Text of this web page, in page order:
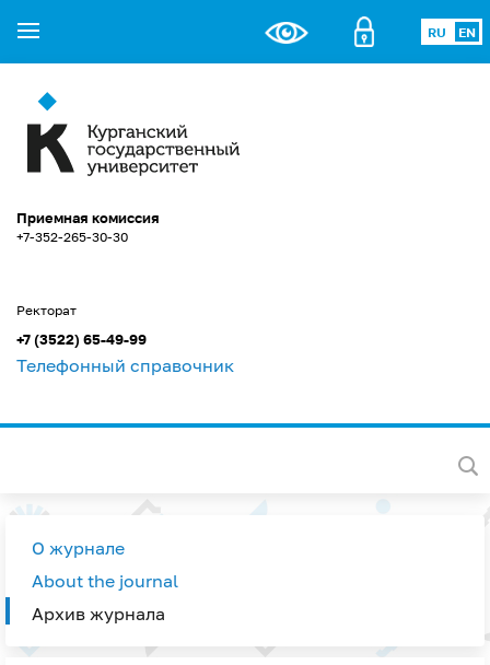
RU EN
Приемная комиссия
+7-352-265-30-30
Ректорат
+7 (3522) 65-49-99
Телефонный справочник
О журнале
About the journal
Архив журнала